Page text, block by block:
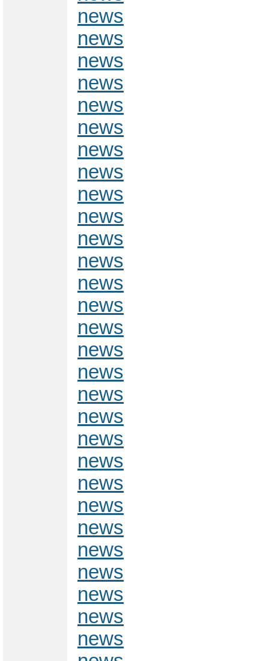
news
news
news
news
news
news
news
news
news
news
news
news
news
news
news
news
news
news
news
news
news
news
news
news
news
news
news
news
news